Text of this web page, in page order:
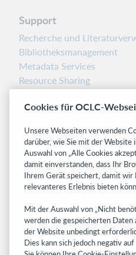
Support
Recherche und
Bibliotheksmanagement
Metadata Services
Resource Sharing
Freigabemitteilungen
Related sites
OCLC.org
BibFormats
Research
WebJunction
Developer Network
Cookies für OCLC-
Unsere Webseiten verwenden
darüber, wie Sie mit der
Auswahl von „Alle Cookies
damit einverstanden, dass Ihr
Ihrem Gerät speichert, damit wir
relevanteres Erlebnis bieten
Mit der Auswahl von „Nicht
werden die gespeicherten
der Website unbedingt
Dies kann sich jedoch negativ